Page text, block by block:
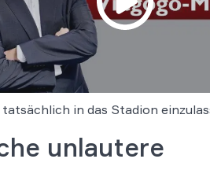
in das Stadion
unlautere